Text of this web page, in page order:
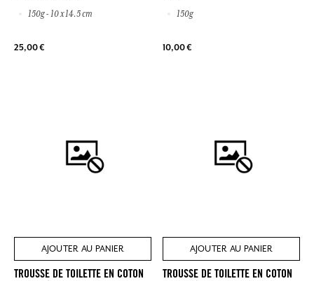
150g - 10 x 14.5 cm
25,00 €
150g
10,00 €
AJOUTER AU PANIER
TROUSSE DE TOILETTE EN COTON
AJOUTER AU PANIER
TROUSSE DE TOILETTE EN COTON